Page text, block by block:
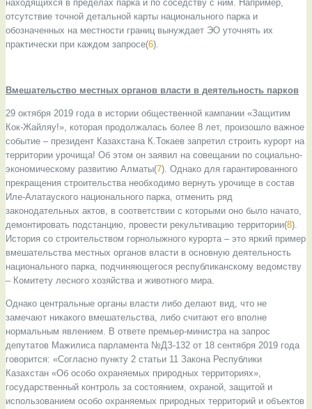
находящихся в пределах парка и по соседству с ним. Например,
отсутствие точной детальной карты национального парка и
обозначенных на местности границ вынуждает ЭО уточнять их
практически при каждом запросе(6).
Вмешательство местных органов власти в деятельность парков
29 октября 2019 года в истории общественной кампании «Защитим
Кок-Жайляу!», которая продолжалась более 8 лет, произошло важное
событие – президент Казахстана К.Токаев запретил строить курорт на
территории урочища! Об этом он заявил на совещании по социально-
экономическому развитию Алматы(7). Однако для гарантированного
прекращения строительства необходимо вернуть урочище в состав
Иле-Алатауского национального парка, отменить ряд
законодательных актов, в соответствии с которыми оно было начато,
демонтировать подстанцию, провести рекультивацию территории(8).
История со строительством горнолыжного курорта – это яркий пример
вмешательства местных органов власти в основную деятельность
национального парка, подчиняющегося республиканскому ведомству
– Комитету лесного хозяйства и животного мира.
Однако центральные органы власти либо делают вид, что не
замечают никакого вмешательства, либо считают его вполне
нормальным явлением. В ответе премьер-министра на запрос
депутатов Мажилиса парламента №ДЗ-132 от 18 сентября 2019 года
говорится: «Согласно пункту 2 статьи 11 Закона Республики
Казахстан «Об особо охраняемых природных территориях»,
государственный контроль за состоянием, охраной, защитой и
использованием особо охраняемых природных территорий и объектов